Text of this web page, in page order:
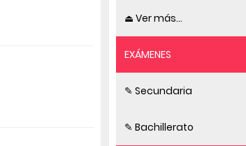
⏏ Ver más...
EXÁMENES
✎ Secundaria
✎ Bachillerato